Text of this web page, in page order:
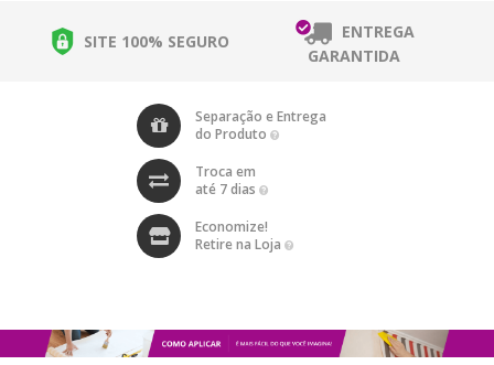
SITE 100% SEGURO
ENTREGA
GARANTIDA
Separação e Entrega
do Produto
Troca em
até 7 dias
Economize!
Retire na Loja